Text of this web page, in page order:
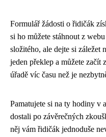
Formulář žádosti o řidičák
si ho můžete stáhnout z
složitého, ale dejte si
jeden překlep a můžete
úřadě víc času než je
Pamatujete si na ty hodiny v
dostali po závěrečných
něj vám řidičák jednoduše